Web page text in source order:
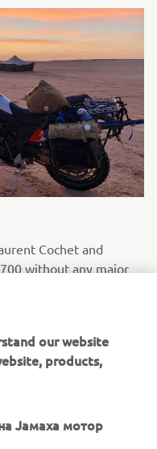
Cochet and
without any major
that allowed
accessories have
the GPS and a tank
our website
products,
Јамаха мотор